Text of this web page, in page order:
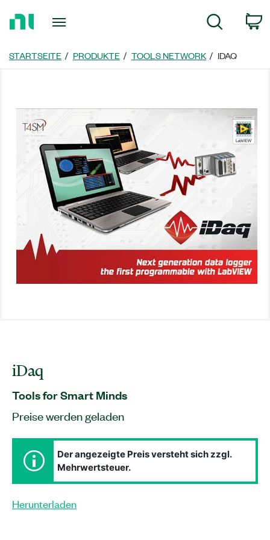
zur
Suche
STARTSEITE PRODUKTE TOOLS NETWORK IDAQ
iDaq
Tools for Smart Minds
Preise werden geladen
Der angezeigte Preis versteht sich zzgl.
Mehrwertsteuer.
Herunterladen